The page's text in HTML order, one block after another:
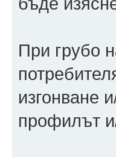
При грубо
изгонване
профилът